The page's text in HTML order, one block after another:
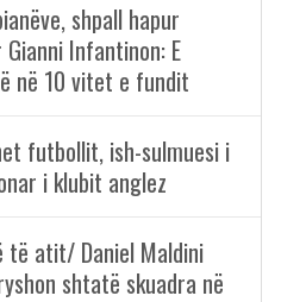
shpall hapur
Infantinon: E
në 10 vitet e fundit
futbollit, ish-sulmuesi i
i klubit anglez
të atit/ Daniel Maldini
shtatë skuadra në